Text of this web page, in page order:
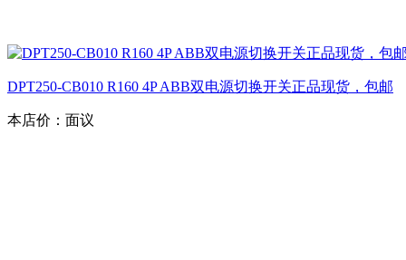
DPT250-CB010 R160 4P ABB双电源切换开关正品现货，包邮
本店价： 面议